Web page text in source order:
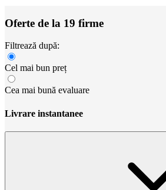
Oferte de la 19 firme
Filtrează după:
Cel mai bun preț
Cea mai bună evaluare
Livrare instantanee